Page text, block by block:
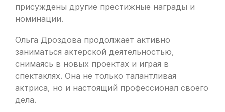
присуждены другие престижные награды и
номинации.
Ольга Дроздова продолжает активно
заниматься актерской деятельностью,
снимаясь в новых проектах и играя в
спектаклях. Она не только талантливая
актриса, но и настоящий профессионал своего
дела.